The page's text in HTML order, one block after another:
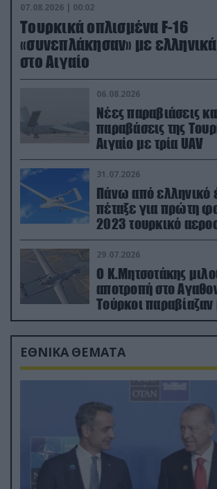
07.08.2026 | 00:02
Τουρκικά οπλισμένα F-16
«συνεπλάκησαν» με
στο Αιγαίο
06.08.2026
Νέες παραβιάσεις
παραβάσεις της
Αιγαίο με τρία UAV
31.07.2026
Πάνω από ελληνικό
πέταξε για πρώτη
2023 τουρκικό
29.07.2026
Ο Κ.Μητσοτάκης
αποτροπή στο
Τούρκοι
drone
ΕΘΝΙΚΑ ΘΕΜΑΤΑ